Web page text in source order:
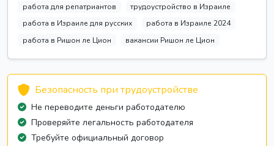
работа для репатриантов
трудоустройство в Израиле
работа в Израиле для русских
работа в Израиле 2024
работа в Ришон ле Цион
вакансии Ришон ле Цион
Безопасность при трудоустройстве
Не переводите деньги работодателю
Проверяйте легальность работодателя
Требуйте официальный договор